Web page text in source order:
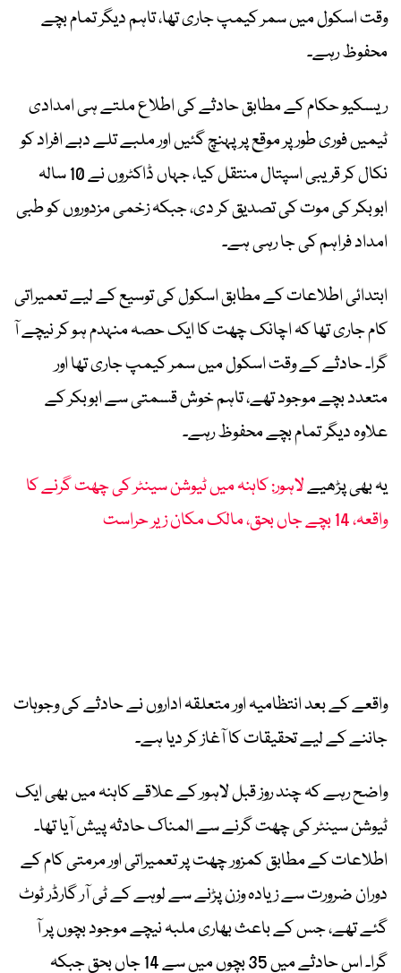
وقت اسکول میں سمر کیمپ جاری تھا، تاہم دیگر تمام بچے
محفوظ رہے۔
ریسکیو حکام کے مطابق حادثے کی اطلاع ملتے ہی امدادی
ٹیمیں فوری طور پر موقع پر پہنچ گئیں اور ملبے تلے دبے افراد کو
نکال کر قریبی اسپتال منتقل کیا، جہاں ڈاکٹروں نے 10 سالہ
ابوبکر کی موت کی تصدیق کر دی، جبکہ زخمی مزدوروں کو طبی
امداد فراہم کی جا رہی ہے۔
ابتدائی اطلاعات کے مطابق اسکول کی توسیع کے لیے تعمیراتی
کام جاری تھا کہ اچانک چھت کا ایک حصہ منہدم ہو کر نیچے آ
گرا۔ حادثے کے وقت اسکول میں سمر کیمپ جاری تھا اور
متعدد بچے موجود تھے، تاہم خوش قسمتی سے ابوبکر کے
علاوہ دیگر تمام بچے محفوظ رہے۔
یہ بھی پڑھیےلاہور: کاہنہ میں ٹیوشن سینٹر کی چھت گرنے کا
واقعہ، 14 بچے جاں بحق، مالک مکان زیر حراست
واقعے کے بعد انتظامیہ اور متعلقہ اداروں نے حادثے کی وجوہات
جاننے کے لیے تحقیقات کا آغاز کر دیا ہے۔
واضح رہے کہ چند روز قبل لاہور کے علاقے کاہنہ میں بھی ایک
ٹیوشن سینٹر کی چھت گرنے سے المناک حادثہ پیش آیا تھا۔
اطلاعات کے مطابق کمزور چھت پر تعمیراتی اور مرمتی کام کے
دوران ضرورت سے زیادہ وزن پڑنے سے لوہے کے ٹی آر گارڈر ٹوٹ
گئے تھے، جس کے باعث بھاری ملبہ نیچے موجود بچوں پر آ
گرا۔ اس حادثے میں 35 بچوں میں سے 14 جاں بحق جبکہ